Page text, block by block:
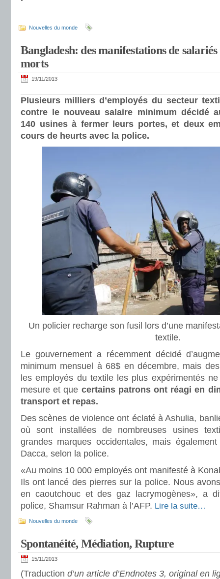
Nouvelles du monde
Bangladesh: des manifestations de
morts
19/11/2013
Plusieurs milliers d’employés du secteur
contre le nouveau salaire minimum décidé
140 usines à fermer leurs portes, et deux
cours de heurts avec la police.
Un policier recharge son fusil lors d’une
textile.
Le gouvernement a récemment décidé
minimum mensuel à 68$ en décembre, mais
les employés du textile les plus expérimentés
mesure et que certains patrons ont réagi en
transport et repas.
Des scènes de violence ont éclaté à Ashulia,
où sont installées de nombreuses usines
grandes marques occidentales, mais
Dacca, selon la police.
«Au moins 10 000 employés ont manifesté à
Ils ont lancé des pierres sur la police. Nous
en caoutchouc et des gaz lacrymogènes», a
police, Shamsur Rahman à l’AFP. Lire la suite…
Nouvelles du monde
Spontanéité, Médiation, Rupture
15/11/2013
(Traduction d’un article d’Endnotes 3, original en